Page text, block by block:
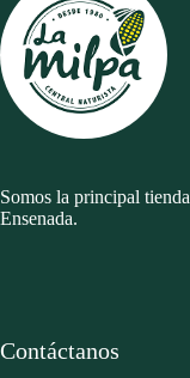
Somos la principal
Ensenada.
Contáctanos